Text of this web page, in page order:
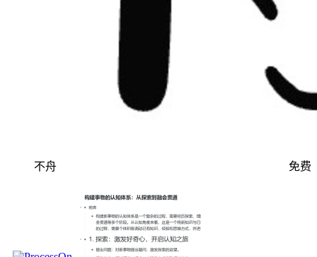
不舟 免费